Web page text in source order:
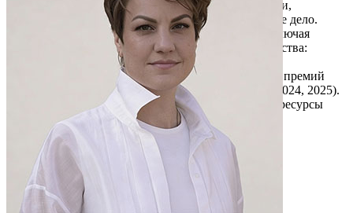
Основные направления: оформление документации,
испытания, контроль сварных соединений, сметное дело.
География: более 200 объектов по всей России, включая
Амурский ГПЗ, космодром Восточный. Преимущества:
быстрая замена сотрудников, полное обеспечение
специалистов, работа на любом этапе. Победитель премий
«Золотой Меркурий» (2024) и «Экспортер года» (2024, 2025).
Резюме: надёжный подрядчик, который экономит ресурсы
заказчика.
Читать описание
Перейти на сайт